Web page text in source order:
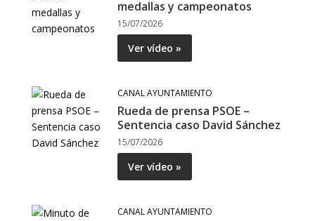
medallas y campeonatos
15/07/2026
Ver vídeo »
CANAL AYUNTAMIENTO
Rueda de prensa PSOE –
Sentencia caso David Sánchez
15/07/2026
Ver vídeo »
CANAL AYUNTAMIENTO